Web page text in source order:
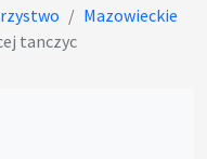
Mazowieckie
tanczyc